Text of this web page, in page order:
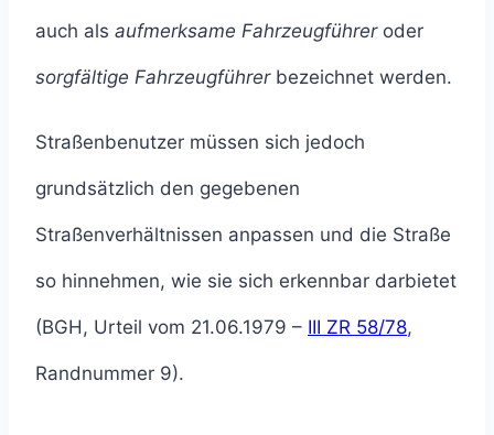
auch als aufmerksame Fahrzeugführeroder
sorgfältige Fahrzeugführerbezeichnet werden.
Straßenbenutzer müssen sich jedoch
grundsätzlich den gegebenen
Straßenverhältnissen anpassen und die Straße
so hinnehmen, wie sie sich erkennbar darbietet
(BGH, Urteil vom 21.06.1979 – III ZR 58/78,
Randnummer 9).